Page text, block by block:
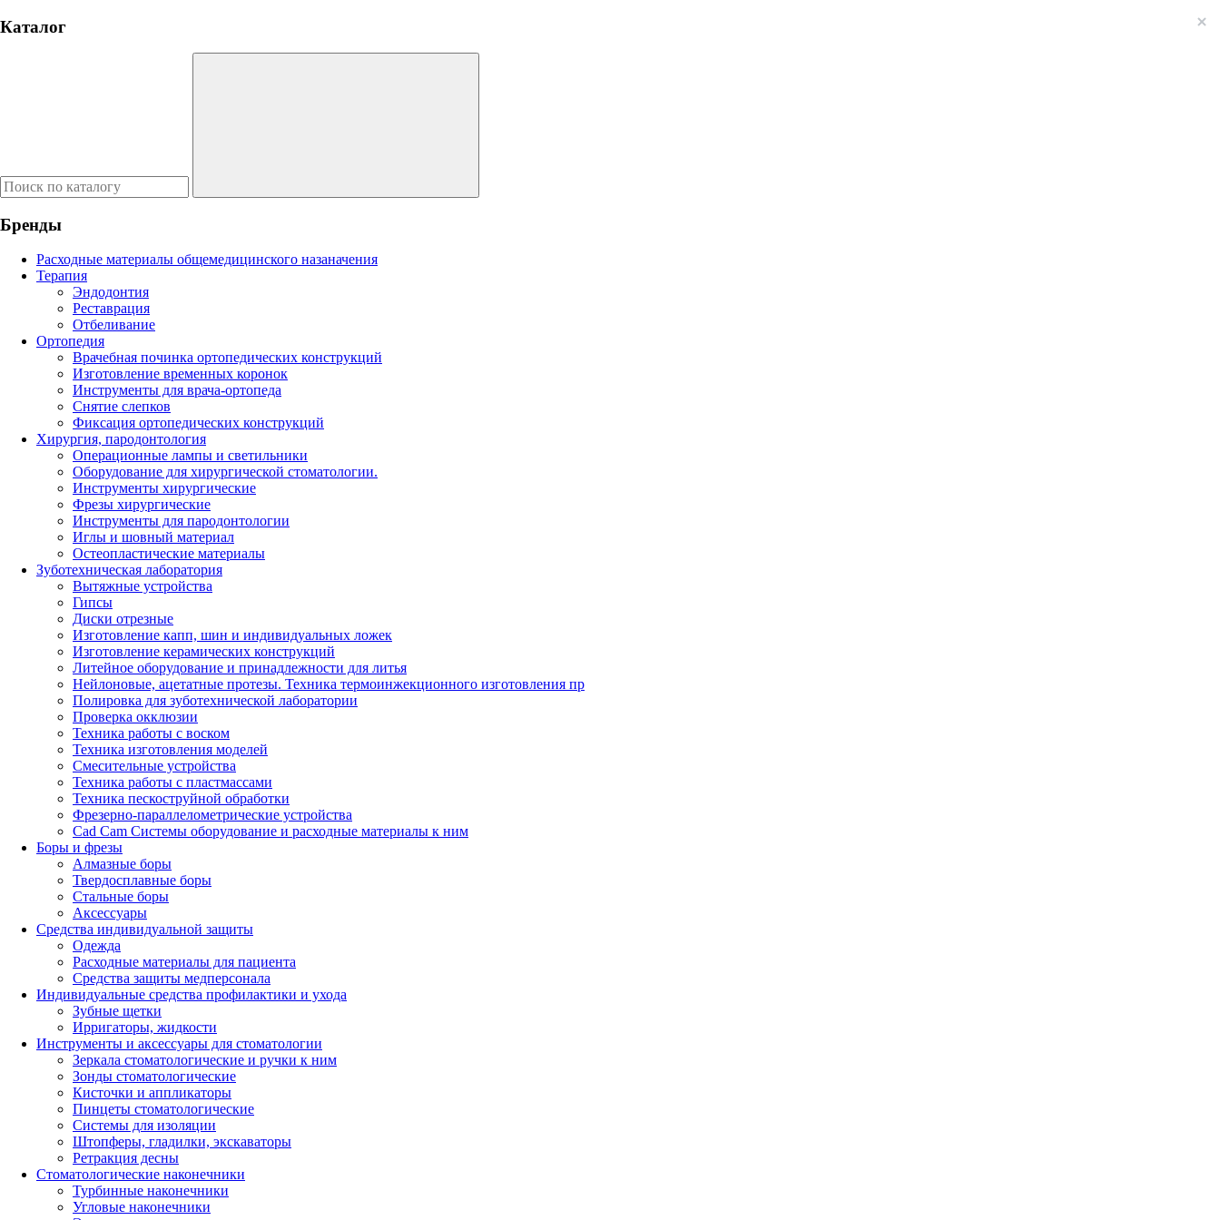
Каталог
Бренды
Расходные материалы общемедицинского назаначения
Терапия
Эндодонтия
Реставрация
Отбеливание
Ортопедия
Врачебная починка ортопедических конструкций
Изготовление временных коронок
Инструменты для врача-ортопеда
Снятие слепков
Фиксация ортопедических конструкций
Хирургия, пародонтология
Операционные лампы и светильники
Оборудование для хирургической стоматологии.
Инструменты хирургические
Фрезы хирургические
Инструменты для пародонтологии
Иглы и шовный материал
Остеопластические материалы
Зуботехническая лаборатория
Вытяжные устройства
Гипсы
Диски отрезные
Изготовление капп, шин и индивидуальных ложек
Изготовление керамических конструкций
Литейное оборудование и принадлежности для литья
Нейлоновые, ацетатные протезы. Техника термоинжекционного изготовления пр
Полировка для зуботехнической лаборатории
Проверка окклюзии
Техника работы с воском
Техника изготовления моделей
Смесительные устройства
Техника работы с пластмассами
Техника пескоструйной обработки
Фрезерно-параллелометрические устройства
Cad Cam Системы оборудование и расходные материалы к ним
Боры и фрезы
Алмазные боры
Твердосплавные боры
Стальные боры
Аксессуары
Средства индивидуальной защиты
Одежда
Расходные материалы для пациента
Средства защиты медперсонала
Индивидуальные средства профилактики и ухода
Зубные щетки
Ирригаторы, жидкости
Инструменты и аксессуары для стоматологии
Зеркала стоматологические и ручки к ним
Зонды стоматологические
Кисточки и аппликаторы
Пинцеты стоматологические
Системы для изоляции
Штопферы, гладилки, экскаваторы
Ретракция десны
Стоматологические наконечники
Турбинные наконечники
Угловые наконечники